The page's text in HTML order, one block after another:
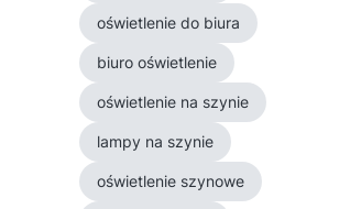
oświetlenie do biura
biuro oświetlenie
oświetlenie na szynie
lampy na szynie
oświetlenie szynowe